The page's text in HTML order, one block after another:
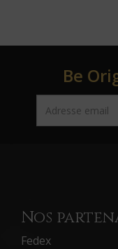
Be
Nos
Fedex